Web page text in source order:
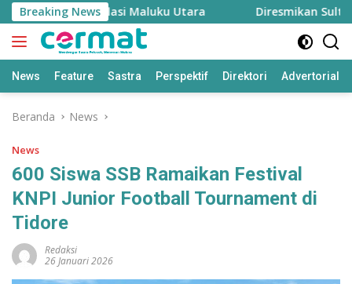
Langsung
ke
konten
Breaking News
Menjaga Inflasi Maluku Utara Diresmikan Sultan
News Feature Sastra Perspektif Direktori Advertorial
Beranda News
News
600 Siswa SSB Ramaikan Festival
KNPI Junior Football Tournament di
Tidore
Redaksi
26 Januari 2026